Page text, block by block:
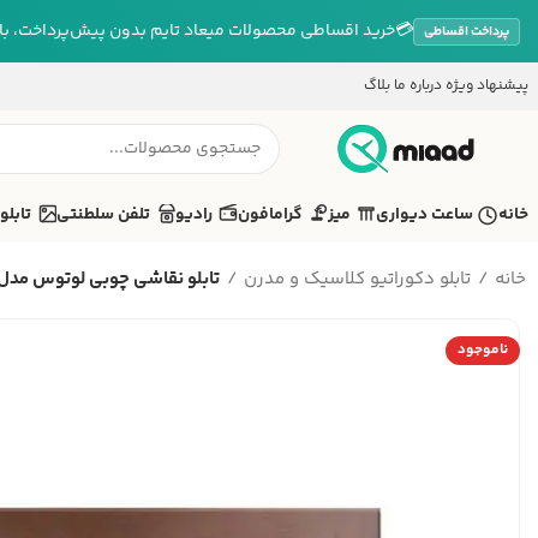
پرداخت اقساطی 💳خرید اقساطی محصولات میعاد تایم بدون پیش‌پرداخت،
پیشنهاد ویژه درباره ما بلاگ
خانه ساعت دیواری میز گرامافون رادیو تلفن سلطنتی تابلو
خانه تابلو دکوراتیو کلاسیک و مدرن تابلو نقاشی چوبی لوتوس
ناموجود